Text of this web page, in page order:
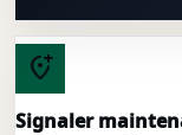
add_location_alt
Signaler